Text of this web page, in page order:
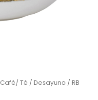
Café/ Té / Desayuno / RB